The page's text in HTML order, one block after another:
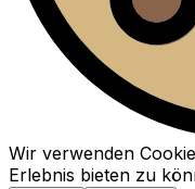
Wir verwenden
Erlebnis bieten zu